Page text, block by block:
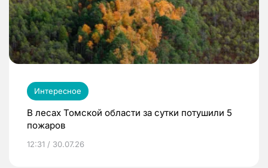
Интересное
В лесах Томской области за сутки потушили 5
пожаров
12:31 / 30.07.26